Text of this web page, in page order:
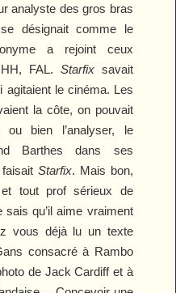
analyste des gros bras
désignait comme le
a rejoint ceux
FAL. Starfixsavait
agitaient le cinéma. Les
la côte, on pouvait
ou bien l’analyser, le
Barthes dans ses
faisaitStarfix. Mais bon,
tout prof sérieux de
sais qu’il aime vraiment
vous déjà lu un texte
consacré à Rambo
de Jack Cardiff et à